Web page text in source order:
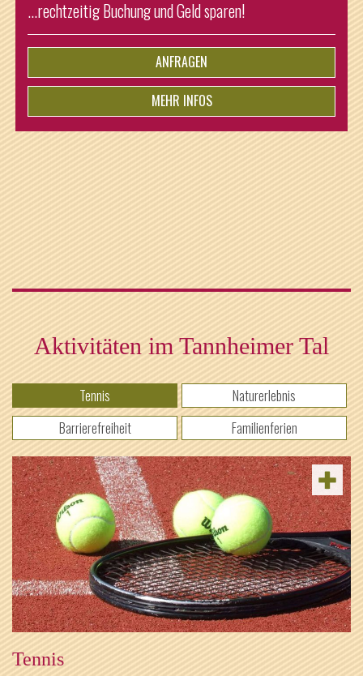
Nur bei Anreise: Sonntag und Abreise: Donnerstag
schenken wir Ihnen eine ...
ANFRAGEN
MEHR INFOS
Aktivitäten im Tannheimer Tal
Tennis
Naturerlebnis
Barrierefreiheit
Familienferien
Tennis